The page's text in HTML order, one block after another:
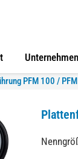
Unternehmen
PFM 100 /